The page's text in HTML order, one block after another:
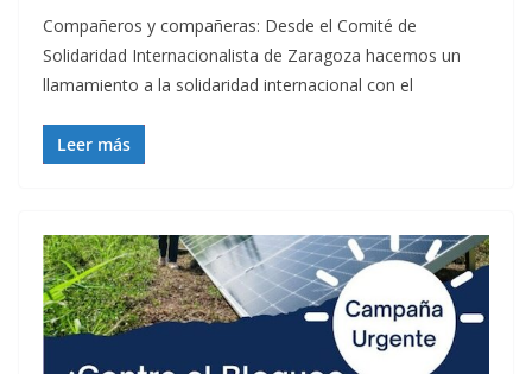
Compañeros y compañeras: Desde el Comité de
Solidaridad Internacionalista de Zaragoza hacemos un
llamamiento a la solidaridad internacional con el
Leer más